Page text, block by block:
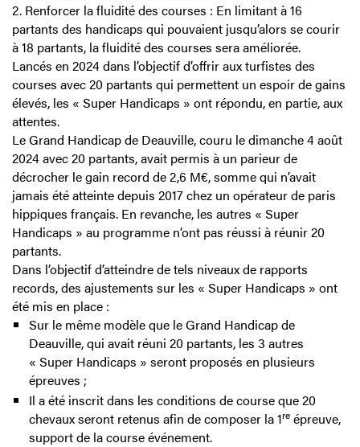
2. Renforcer la fluidité des courses : En limitant à 16
partants des handicaps qui pouvaient jusqu’alors se courir
à 18 partants, la fluidité des courses sera améliorée.
Lancés en 2024 dans l’objectif d’offrir aux turfistes des
courses avec 20 partants qui permettent un espoir de gains
élevés, les « Super Handicaps » ont répondu, en partie, aux
attentes.
Le Grand Handicap de Deauville, couru le dimanche 4 août
2024 avec 20 partants, avait permis à un parieur de
décrocher le gain record de 2,6 M€, somme qui n’avait
jamais été atteinte depuis 2017 chez un opérateur de paris
hippiques français. En revanche, les autres « Super
Handicaps » au programme n’ont pas réussi à réunir 20
partants.
Dans l’objectif d’atteindre de tels niveaux de rapports
records, des ajustements sur les « Super Handicaps » ont
été mis en place :
Sur le même modèle que le Grand Handicap de
Deauville, qui avait réuni 20 partants, les 3 autres
« Super Handicaps » seront proposés en plusieurs
épreuves ;
Il a été inscrit dans les conditions de course que 20
chevaux seront retenus afin de composer la 1reépreuve,
support de la course événement.